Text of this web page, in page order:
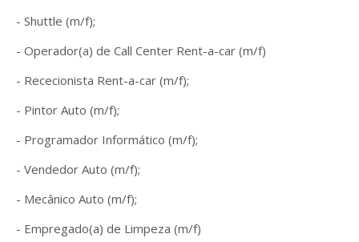
- Shuttle (m/f);
- Operador(a) de Call Center Rent-a-car (m/f)
- Rececionista Rent-a-car (m/f);
- Pintor Auto (m/f);
- Programador Informático (m/f);
- Vendedor Auto (m/f);
- Mecânico Auto (m/f);
- Empregado(a) de Limpeza (m/f)